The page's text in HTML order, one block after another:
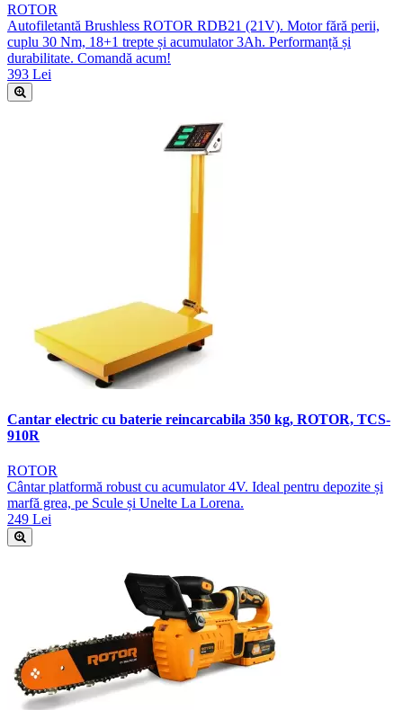
ROTOR
Autofiletantă Brushless ROTOR RDB21 (21V). Motor fără perii,
cuplu 30 Nm, 18+1 trepte și acumulator 3Ah. Performanță și
durabilitate. Comandă acum!
393 Lei
Cantar electric cu baterie reincarcabila 350 kg, ROTOR, TCS-
910R
ROTOR
Cântar platformă robust cu acumulator 4V. Ideal pentru depozite și
marfă grea, pe Scule și Unelte La Lorena.
249 Lei